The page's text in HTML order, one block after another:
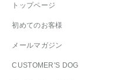
トップページ
初めてのお客様
メールマガジン
CUSTOMER'S DOG